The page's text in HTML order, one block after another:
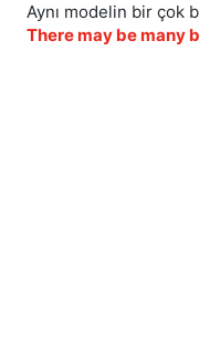
Aynı modelin bir çok
There may be many